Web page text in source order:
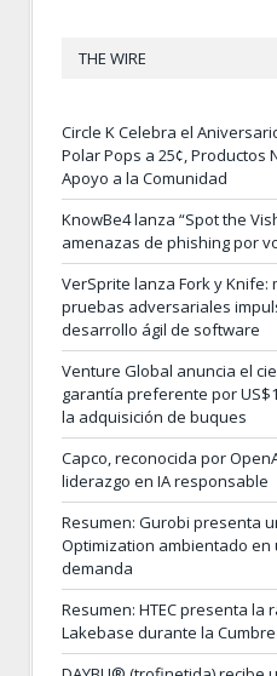
THE WIRE
Circle K Celebra el
Polar Pops a 25¢, Productos
Apoyo a la Comunidad
KnowBe4 lanza “Spot the
amenazas de phishing por
VerSprite lanza Fork y
pruebas adversariales
desarrollo ágil de software
Venture Global anuncia el
garantía preferente por
la adquisición de buques
Capco, reconocida por
liderazgo en IA responsable
Resumen: Gurobi presenta
Optimization ambientado
demanda
Resumen: HTEC presenta la
Lakebase durante la